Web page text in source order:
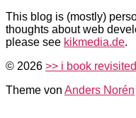
This blog is (mostly)
thoughts about web
please see kikmedia.de.
© 2026 >> i book revisited
Theme von Anders Norén